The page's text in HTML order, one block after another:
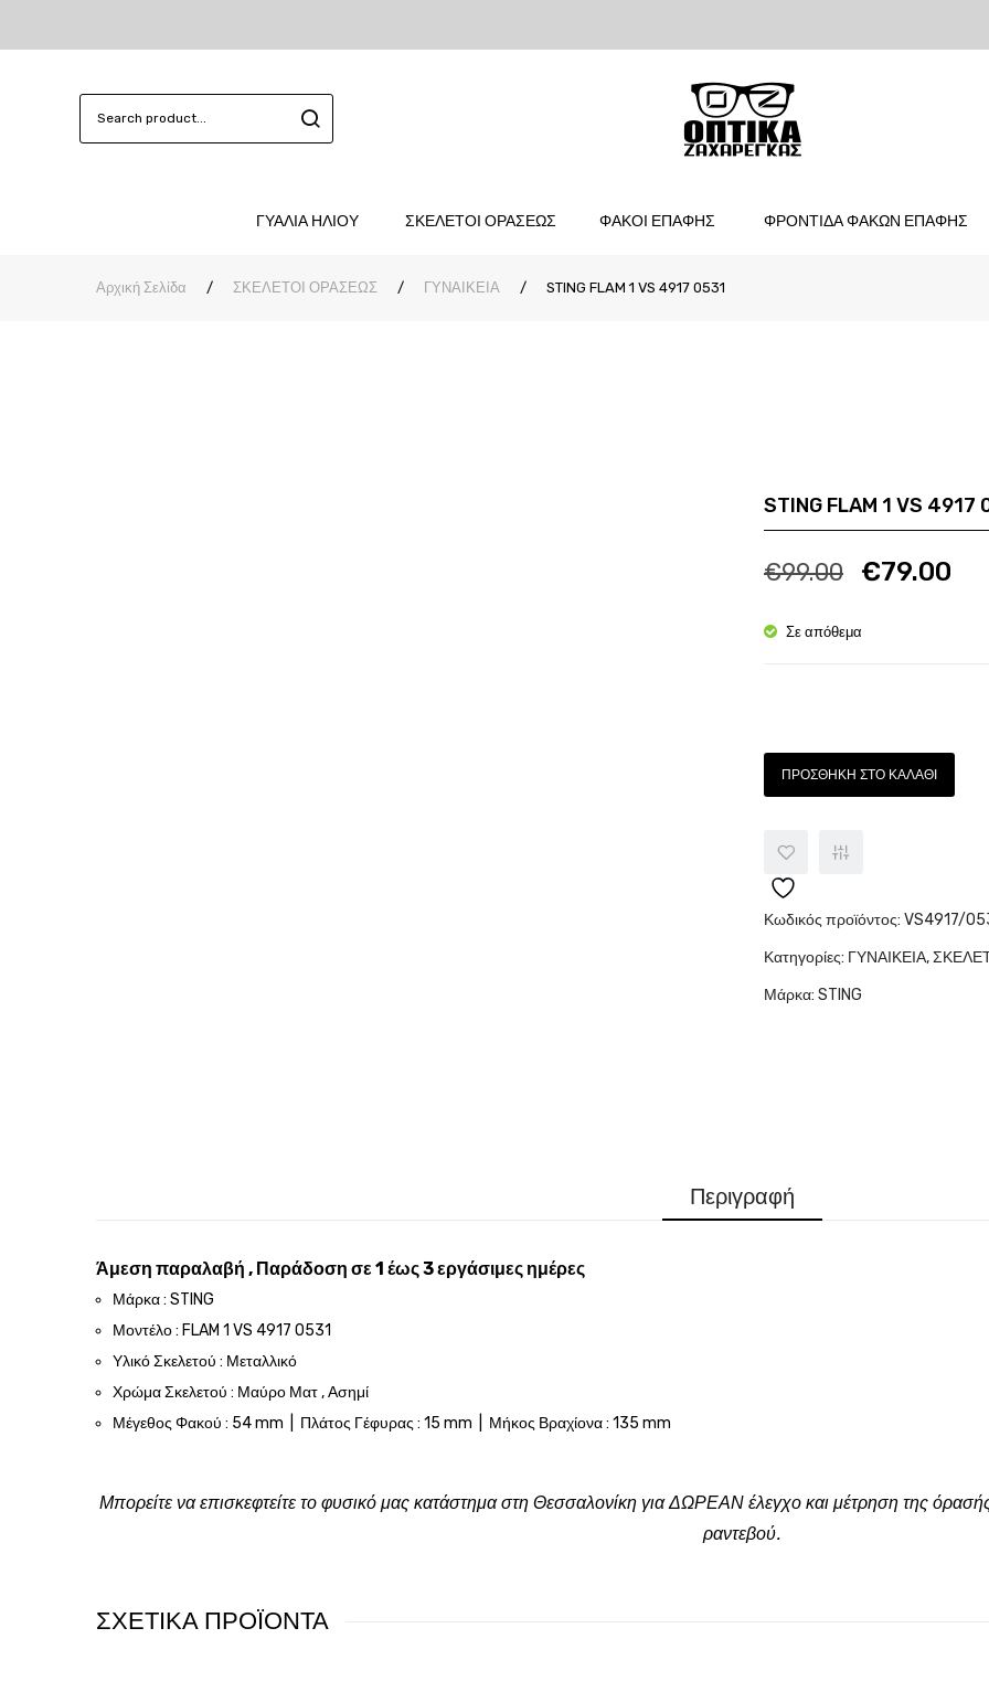
ΓΥΑΛΙΑ ΗΛΙΟΥ ΣΚΕΛΕΤΟΙ ΟΡΑΣΕΩΣ ΦΑΚΟΙ ΕΠΑΦΗΣ ΦΡΟΝΤΙΔΑ ΦΑΚΩΝ ΕΠΑΦΗΣ
Αρχική Σελίδα / ΣΚΕΛΕΤΟΙ ΟΡΑΣΕΩΣ / ΓΥΝΑΙΚΕΙΑ / STING FLAM 1 VS 4917 0531
STING FLAM 1 VS 4917
€99.00 Ποσότητα
€79.00
Σε απόθεμα
ΠΡΟΣΘΉΚΗ ΣΤΟ ΚΑΛΆΘΙ
Κωδικός προϊόντος: VS4917/
Κατηγορίες: ΓΥΝΑΙΚΕΙΑ,
Μάρκα: STING
Περιγραφή
Άμεση παραλαβή , Παράδοση σε 1 έως 3 εργάσιμες ημέρες
Μάρκα : STING
Μοντέλο : FLAM 1 VS 4917 0531
Υλικό Σκελετού : Μεταλλικό
Χρώμα Σκελετού : Μαύρο Ματ , Ασημί
Μέγεθος Φακού : 54 mm | Πλάτος Γέφυρας : 15 mm | Μήκος Βραχίονα : 135 mm
Μπορείτε να επισκεφτείτε το φυσικό μας κατάστημα στη Θεσσαλονίκη για ΔΩΡΕΑΝ έλεγχο και μέτρηση της
ραντεβού.
ΣΧΕΤΙΚΑ ΠΡΟΪΟΝΤΑ